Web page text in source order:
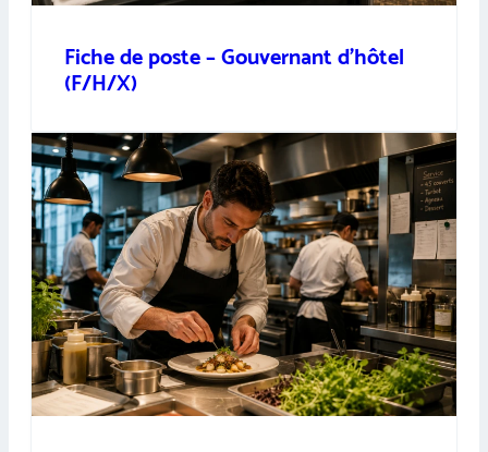
Fiche de poste – Gouvernant d’hôtel
(F/H/X)